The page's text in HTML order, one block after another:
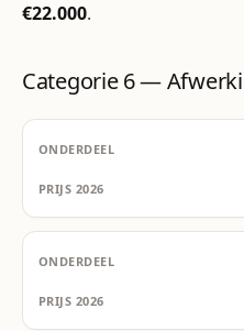
€22.000.
Categorie 6 —